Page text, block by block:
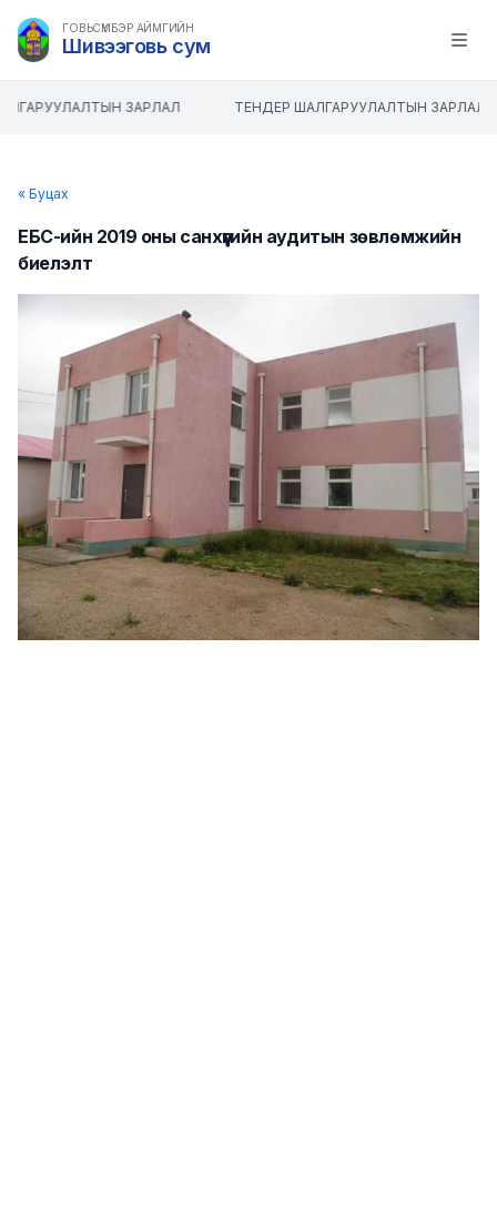
ГОВЬСҮМБЭР АЙМГИЙН
Шивээговь сум Open
ЗАРЛАЛ ТЕНДЕР ШАЛГАРУУЛАЛТЫН ЗАРЛАЛ
« Буцах
ЕБС-ийн 2019 оны санхүүгийн аудитын зөвлөмжийн
биелэлт